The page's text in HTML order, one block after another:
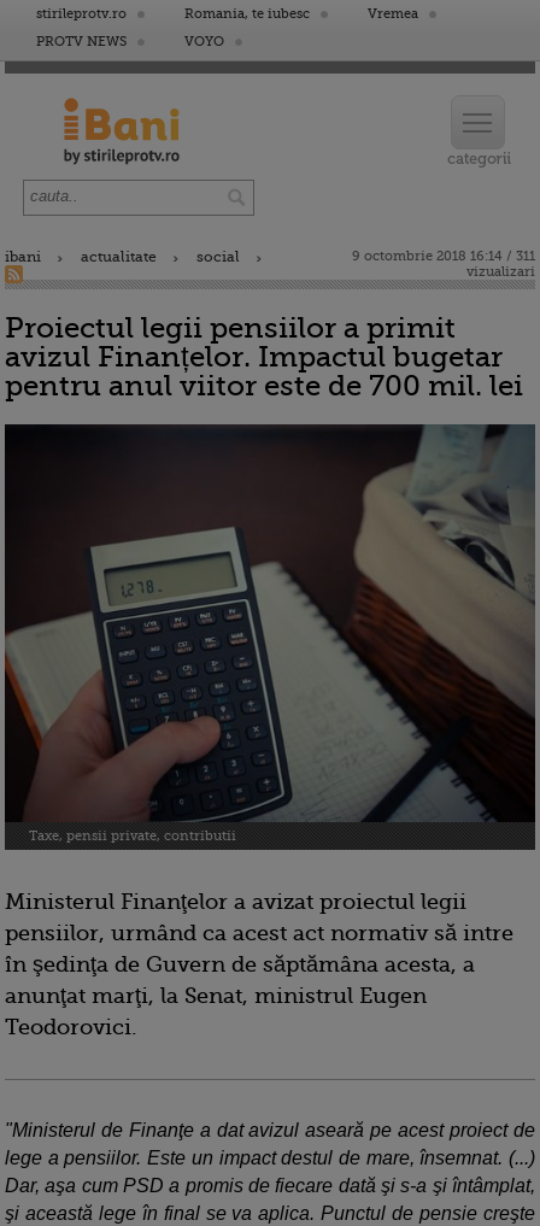
stirileprotv.ro Romania, te iubesc
Vremea
PROTV NEWS
VOYO
ibani actualitate social
9 octombrie 2018 16:14 / 311
vizualizari
Proiectul legii pensiilor a primit
avizul Finanțelor. Impactul bugetar
pentru anul viitor este de 700 mil. lei
Taxe, pensii private, contributii
Ministerul Finanţelor a avizat proiectul legii
pensiilor, urmând ca acest act normativ să intre
în şedinţa de Guvern de săptămâna acesta, a
anunţat marţi, la Senat, ministrul Eugen
Teodorovici.
"Ministerul de Finanţe a dat avizul aseară pe acest proiect de
lege a pensiilor. Este un impact destul de mare, însemnat. (...)
Dar, aşa cum PSD a promis de fiecare dată şi s-a şi întâmplat,
şi această lege în final se va aplica. Punctul de pensie creşte